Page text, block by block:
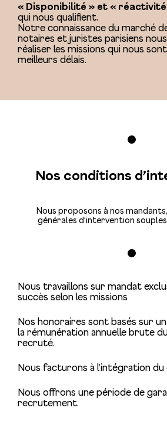
« Disponibilité » et «
qui nous qualifient.
Notre connaissance du marché
notaires et juristes parisiens
réaliser les missions qui nous
meilleurs délais.
Nos conditions
Nous proposons à nos
générales d’intervention
Nous travaillons sur mandat
succès selon les missions
Nos honoraires sont basés sur
la rémunération annuelle brute
recruté.
Nous facturons à l’intégration du
Nous offrons une période de
recrutement.